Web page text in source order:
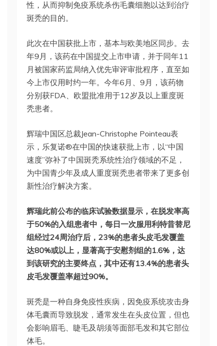
性，从而抑制免疫系统杀伤毛囊细胞以达到治疗
斑秃的目的。
此次在中国获批上市，基本与欧美地区同步。去
年9月，该药在中国提交上市申请，并于同年11
月被国家药监局纳入优先审评审批程序，直至如
今上市仅用时约一年。今年6月、9月，该药物
分别获FDA、欧盟批准用于12岁及以上重度斑
秃患者。
辉瑞中国区总裁Jean-Christophe Pointeau表
示，乐复诺®在中国的快速获批上市，以“中国
速度”弥补了中国斑秃系统性治疗领域的不足，
为中国青少年及成人重度斑秃患者带来了更多创
新性治疗解决方案。
辉瑞此前公布的临床试验数据显示，在脱发率高
于50%的入组患者中，每日一次服用利特昔替尼
组经过24周治疗后，23%的患者头皮毛发覆盖
达80%或以上，显著高于安慰剂组的1.6%，达
到该研究的主要终点，其中还有13.4%的患者头
皮毛发覆盖率超过90%。
斑秃是一种自身免疫性疾病，因免疫系统攻击身
体毛囊而导致脱发，通常发生在头皮位置，但也
会影响眉毛、睫毛及胡须等面部毛发和其它部位
体毛。